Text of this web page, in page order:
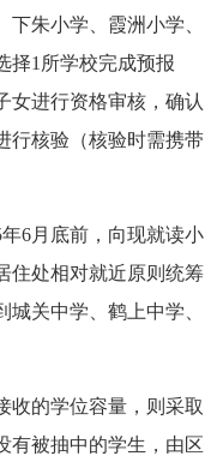
朱小学、霞洲小学、
择1所学校完成预报
女进行资格审核，确认
行核验（核验时需携带
年6月底前，向现就读小
住处相对就近原则统筹
关中学、鹤上中学、
收的学位容量，则采取
有被抽中的学生，由区